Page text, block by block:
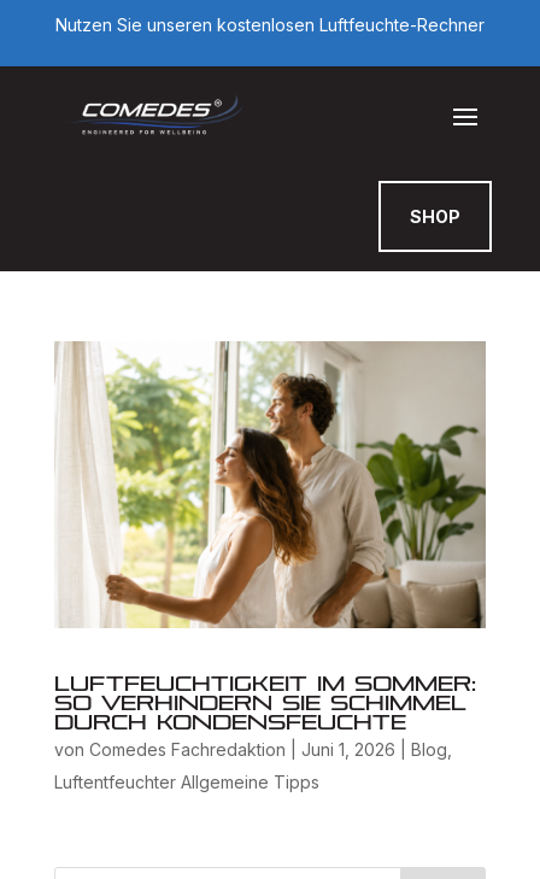
Nutzen Sie unseren kostenlosen Luftfeuchte-Rechner
SHOP
Luftfeuchtigkeit im Sommer:
So verhindern Sie Schimmel
durch Kondensfeuchte
von Comedes Fachredaktion Juni 1, 2026 Blog,
Luftentfeuchter Allgemeine Tipps